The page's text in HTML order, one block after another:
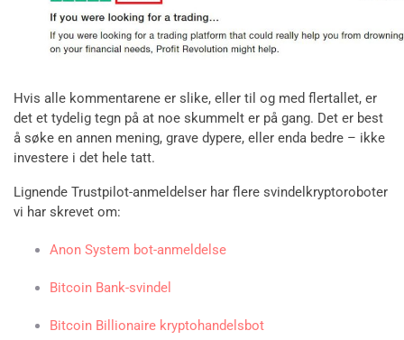
Hvis alle kommentarene er slike, eller til og med flertallet, er
det et tydelig tegn på at noe skummelt er på gang. Det er best
å søke en annen mening, grave dypere, eller enda bedre – ikke
investere i det hele tatt.
Lignende Trustpilot-anmeldelser har flere svindelkryptoroboter
vi har skrevet om:
Anon System bot-anmeldelse
Bitcoin Bank-svindel
Bitcoin Billionaire kryptohandelsbot